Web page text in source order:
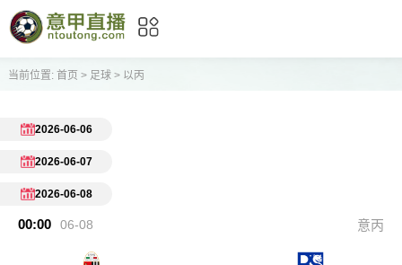
当前位置: 首页 > 足球> 以丙
2026-06-06
2026-06-07
2026-06-08
00:00 06-08 意丙